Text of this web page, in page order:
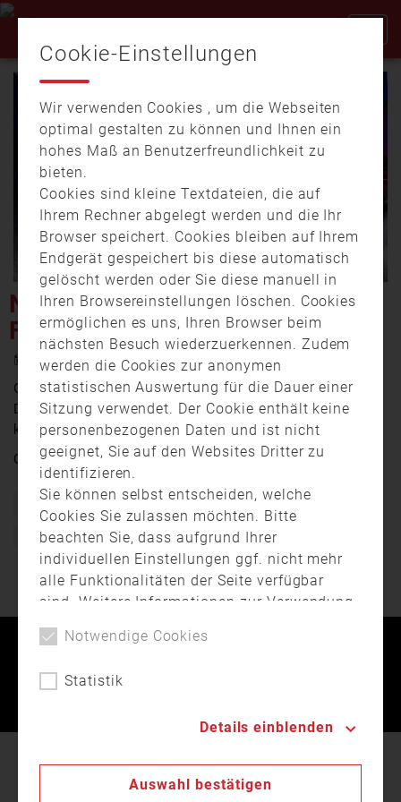
Video
NEUE DREHLEITER FÜR DIE
FEUERWEHR POCKING
11. Juni 2024 19:01
Großer Empfang vor dem Feuerwehrhaus in Pocking.
Die neue Drehleiter, die künftig zum Einsatz kommt,
kam an.
Quelle:Niederbayern TV Passau
Feuerwehrfahrzeug
Freiwillige Feuerwehr
Cookie-Einstellungen
Wir verwenden Cookies , um die Webseiten
optimal gestalten zu können und Ihnen ein
hohes Maß an Benutzerfreundlichkeit zu
bieten.
Cookies sind kleine Textdateien, die auf
Ihrem Rechner abgelegt werden und die Ihr
Browser speichert. Cookies bleiben auf Ihrem
Endgerät gespeichert bis diese automatisch
gelöscht werden oder Sie diese manuell in
Ihren Browsereinstellungen löschen. Cookies
ermöglichen es uns, Ihren Browser beim
nächsten Besuch wiederzuerkennen. Zudem
werden die Cookies zur anonymen
statistischen Auswertung für die Dauer einer
Sitzung verwendet. Der Cookie enthält keine
personenbezogenen Daten und ist nicht
geeignet, Sie auf den Websites Dritter zu
identifizieren.
Sie können selbst entscheiden, welche
Cookies Sie zulassen möchten. Bitte
beachten Sie, dass aufgrund Ihrer
individuellen Einstellungen ggf. nicht mehr
alle Funktionalitäten der Seite verfügbar
sind. Weitere Informationen zur Verwendung
von Cookies, der Speicherung und
Verarbeitung personenbezogener Daten
Notwendige Cookies
Statistik
Details einblenden
Auswahl bestätigen
Datenschutzerklärung
den Einsatz von Cookies auf unserer Webseite.